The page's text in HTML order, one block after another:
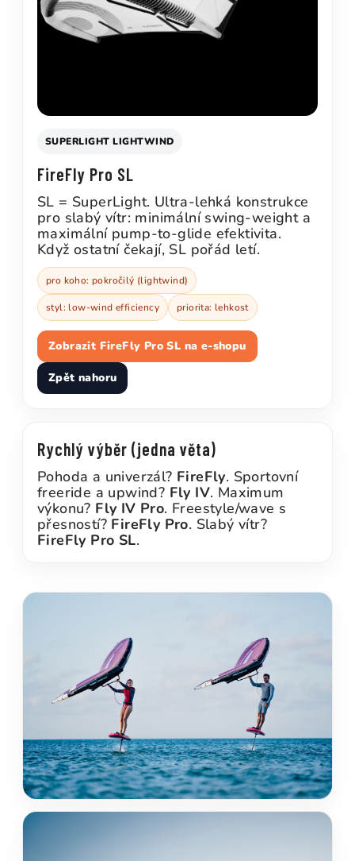
SUPERLIGHT LIGHTWIND
FireFly Pro SL
SL = SuperLight. Ultra-lehká konstrukce
pro slabý vítr: minimální swing-weight a
maximální pump-to-glide efektivita.
Když ostatní čekají, SL pořád letí.
pro koho: pokročilý (lightwind)
styl: low-wind efficiency priorita: lehkost
Zobrazit FireFly Pro SL na e-shopu
Zpět nahoru
Rychlý výběr (jedna věta)
Pohoda a univerzál? FireFly. Sportovní
freeride a upwind? Fly IV. Maximum
výkonu? Fly IV Pro. Freestyle/wave s
přesností? FireFly Pro. Slabý vítr?
FireFly Pro SL.